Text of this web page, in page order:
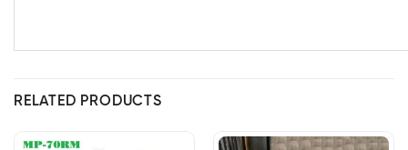
RELATED PRODUCTS